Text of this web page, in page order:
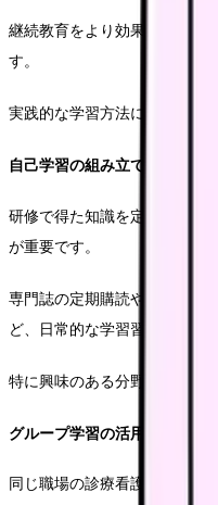
継続教育をより効果的なもの
す。
実践的な学習方法について説
自己学習の組み立て方
研修で得た知識を定着させる
が重要です。
専門誌の定期購読や、オンラ
ど、日常的な学習習慣を身に
特に興味のある分野について
グループ学習の活用法
同じ職場の診療看護師や、研